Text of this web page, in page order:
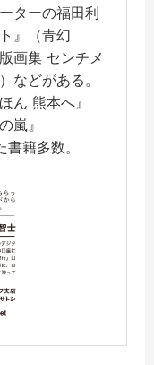
ターの福田利
』（青幻
画集 センチメ
などがある。
ん 熊本へ』
嵐』
籍多数。